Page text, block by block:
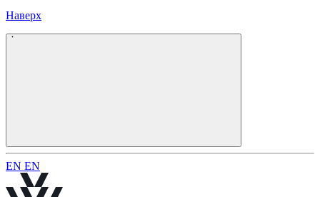
Наверх
EN EN